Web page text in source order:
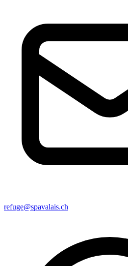
refuge@spavalais.ch